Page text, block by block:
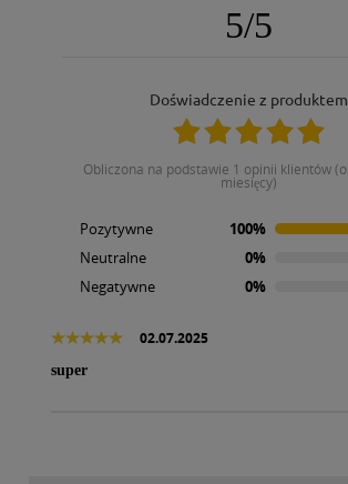
5/5
Doświadczenie z produktem
obliczona na podstawie 1 opinii klientów (ostatnich 12
miesięcy)
Pozytywne
100%
Neutralne
0%
Negatywne
0%
02.07.2025
super